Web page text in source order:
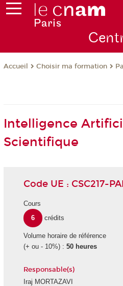
Accueil Choisir ma formation
Intelligence
Scientifique
Code UE : CSC217-
Cours
6
crédits
Volume horaire de référence
(+ ou - 10%) : 50 heures
Responsable(s)
Iraj MORTAZAVI